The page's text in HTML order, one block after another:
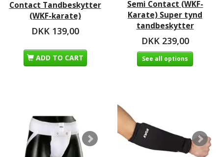
Contact Tandbeskytter
(WKF-karate)
DKK 139,00
ADD TO CART
Semi Contact (WKF-
Karate) Super tynd
tandbeskytter
DKK 239,00
See all options